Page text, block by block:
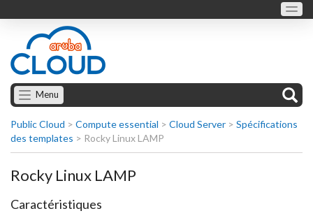
Menu
Public Cloud > Compute essential > Cloud Server > Spécifications
des templates > Rocky Linux LAMP
Rocky Linux LAMP
Caractéristiques